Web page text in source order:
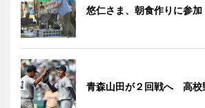
悠仁さま、朝食作りに参加
青森山田が２回戦へ 高校